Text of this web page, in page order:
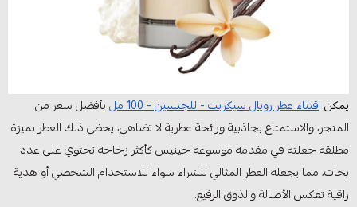
يمكن اقتناء عطر رويال سيكريت - للجنسين - 100 مل
بأفضل سعر من
المتجر، والاستمتاع بجاذبية ورائحة عطرية لا تضاهي، يحظى ذلك العطر بميزة
مطلقة جعلته في مقدمة موسوعة جينيس كأكثر زجاجة تحتوي على عدد
بخات، مما يجعله العطر المثالي للشراء سواء للاستخدام الشخصي أو هدية
راقية تعكس الأصالة والذوق الرفيع.